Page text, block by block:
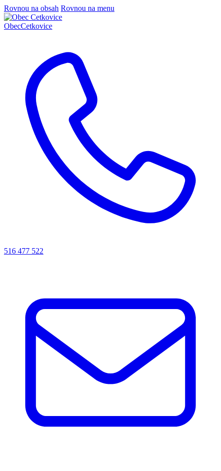
Rovnou na obsah Rovnou na menu
ObecCetkovice
516 477 522